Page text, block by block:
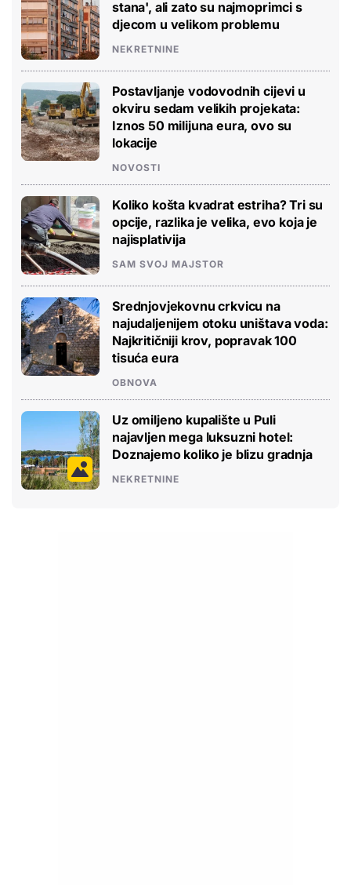
stana', ali zato su najmoprimci s
djecom u velikom problemu
NEKRETNINE
Postavljanje vodovodnih cijevi u
okviru sedam velikih projekata:
Iznos 50 milijuna eura, ovo su
lokacije
NOVOSTI
Koliko košta kvadrat estriha? Tri su
opcije, razlika je velika, evo koja je
najisplativija
SAM SVOJ MAJSTOR
Srednjovjekovnu crkvicu na
najudaljenijem otoku uništava voda:
Najkritičniji krov, popravak 100
tisuća eura
OBNOVA
Uz omiljeno kupalište u Puli
najavljen mega luksuzni hotel:
Doznajemo koliko je blizu gradnja
NEKRETNINE